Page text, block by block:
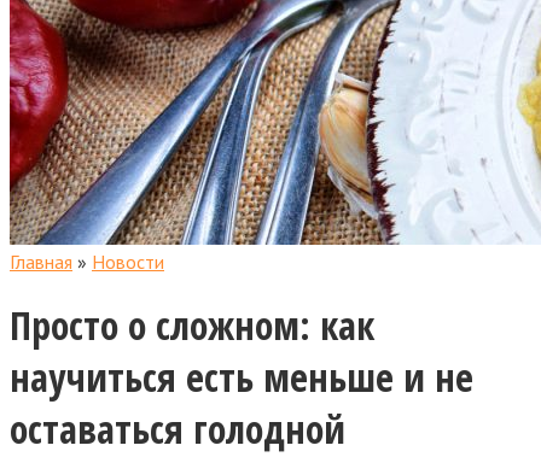
Главная » Новости
Просто о сложном: как
научиться есть меньше и не
оставаться голодной